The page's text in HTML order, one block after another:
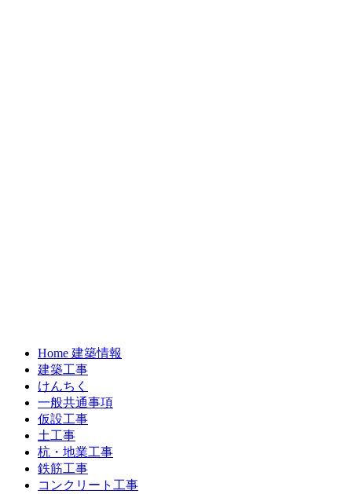
Home 建築情報
建築工事
けんちく
一般共通事項
仮設工事
土工事
杭・地業工事
鉄筋工事
コンクリート工事